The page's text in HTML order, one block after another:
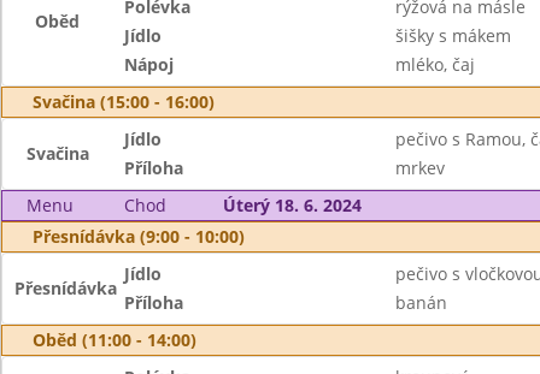
Oběd
Polévka
rýžová na másle
Jídlo
šišky s mákem
Nápoj
mléko, čaj
Svačina (15:00 - 16:00)
Svačina
Jídlo
pečivo s Ramou,
Příloha
mrkev
Menu
Chod
Úterý 18. 6. 2024
Přesnídávka (9:00 - 10:00)
Přesnídávka
Jídlo
pečivo s
Příloha
banán
Oběd (11:00 - 14:00)